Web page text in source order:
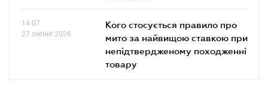
14.07
27 липня 2026
Кого стосується правило про
мито за найвищою ставкою при
непідтвердженому походженні
товару